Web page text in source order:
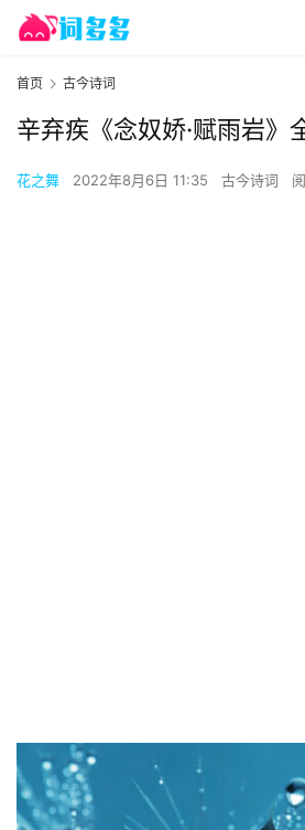
首页 古今诗词
辛弃疾《念奴娇·赋雨岩》
花之舞 2022年8月6日 11:35 古今诗词